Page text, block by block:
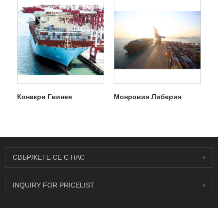
Конакри Гвинея Монровия Либерия
СВЪРЖЕТЕ СЕ С НАС
INQUIRY FOR PRICELIST